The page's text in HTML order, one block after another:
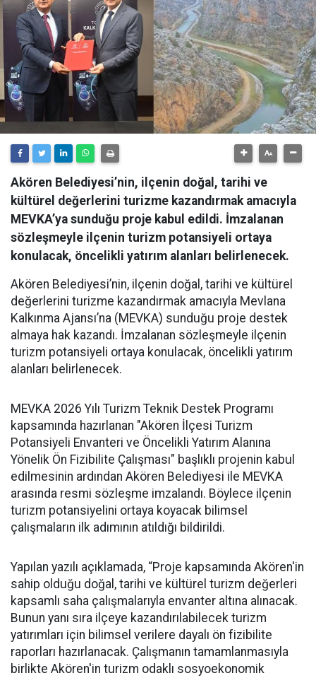
Akören Belediyesi’nin, ilçenin doğal, tarihi ve
kültürel değerlerini turizme kazandırmak amacıyla
MEVKA’ya sunduğu proje kabul edildi. İmzalanan
sözleşmeyle ilçenin turizm potansiyeli ortaya
konulacak, öncelikli yatırım alanları belirlenecek.
Akören Belediyesi’nin, ilçenin doğal, tarihi ve kültürel
değerlerini turizme kazandırmak amacıyla Mevlana
Kalkınma Ajansı’na (MEVKA) sunduğu proje destek
almaya hak kazandı. İmzalanan sözleşmeyle ilçenin
turizm potansiyeli ortaya konulacak, öncelikli yatırım
alanları belirlenecek.
MEVKA 2026 Yılı Turizm Teknik Destek Programı
kapsamında hazırlanan "Akören İlçesi Turizm
Potansiyeli Envanteri ve Öncelikli Yatırım Alanına
Yönelik Ön Fizibilite Çalışması" başlıklı projenin kabul
edilmesinin ardından Akören Belediyesi ile MEVKA
arasında resmi sözleşme imzalandı. Böylece ilçenin
turizm potansiyelini ortaya koyacak bilimsel
çalışmaların ilk adımının atıldığı bildirildi.
Yapılan yazılı açıklamada, “Proje kapsamında Akören'in
sahip olduğu doğal, tarihi ve kültürel turizm değerleri
kapsamlı saha çalışmalarıyla envanter altına alınacak.
Bunun yanı sıra ilçeye kazandırılabilecek turizm
yatırımları için bilimsel verilere dayalı ön fizibilite
raporları hazırlanacak. Çalışmanın tamamlanmasıyla
birlikte Akören'in turizm odaklı sosyoekonomik